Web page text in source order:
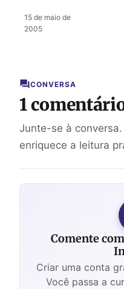
se em
Deus
15 de maio de
2005
CONVERSA
1
Junte-se à
enriquece a leitura
Comente
Criar uma conta
Você passa a